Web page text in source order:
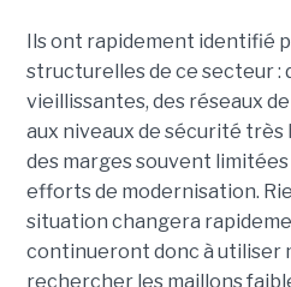
Ils ont rapidement identifié
structurelles de ce secteur :
vieillissantes, des réseaux
aux niveaux de sécurité très
des marges souvent
efforts de modernisation.
situation changera
continueront donc à utiliser
rechercher les maillons